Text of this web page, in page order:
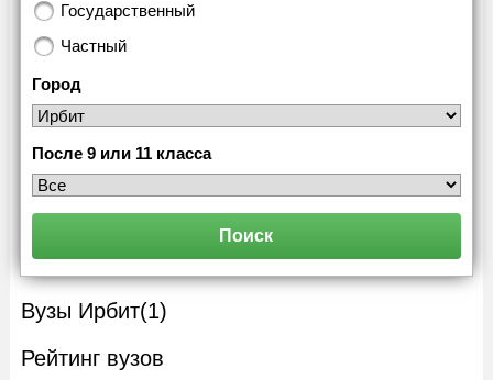
Государственный
Частный
Город
После 9 или 11 класса
Поиск
Вузы Ирбит(1)
Рейтинг вузов